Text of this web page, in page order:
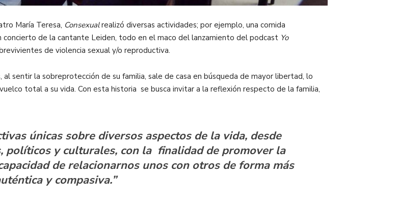
María Teresa, Consexualrealizó diversas actividades; por ejemplo, una comida
concierto de la cantante Leiden, todo en el maco del lanzamiento del podcast Yo
de violencia sexual y/o reproductiva.
al sentir la sobreprotección de su familia, sale de casa en búsqueda de mayor libertad, lo
total a su vida. Con esta historia se busca invitar a la reflexión respecto de la familia,
únicas sobre diversos aspectos de la vida, desde
políticos y culturales, con la finalidad de promover la
de relacionarnos unos con otros de forma más
y compasiva.”